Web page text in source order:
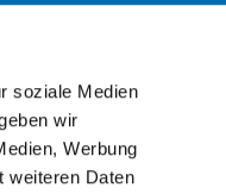
soziale Medien
wir
Werbung
weiteren Daten
kuesterei@ev-gemeinde-